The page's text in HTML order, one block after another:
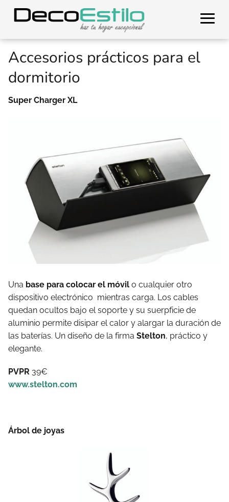
Accesorios prácticos para el
dormitorio
Super Charger XL
Una base para colocar el móvil o cualquier otro
dispositivo electrónico mientras carga. Los cables
quedan ocultos bajo el soporte y su suerpficie de
aluminio permite disipar el calor y alargar la duración de
las baterías. Un diseño de la firma Stelton, práctico y
elegante.
PVPR 39€
www.stelton.com
Árbol de joyas